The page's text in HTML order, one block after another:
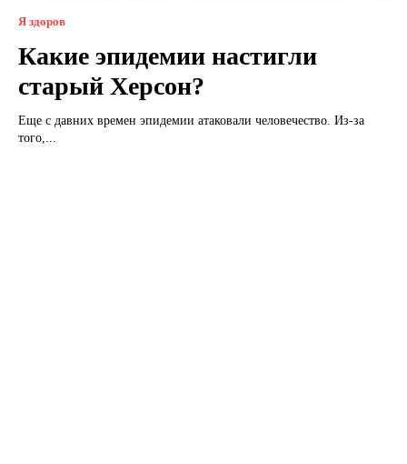
Я здоров
Какие эпидемии настигли
старый Херсон?
Еще с давних времен эпидемии атаковали человечество. Из-за
того,...